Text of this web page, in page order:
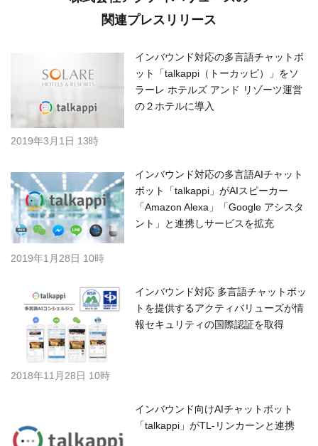
関連プレスリリース
インバウンド対応の多言語チャットボ
ット「talkappi（トーカッピ）」をソ
ラーレ ホテルズ アンド リゾーツ運営
の２ホテルに導入
2019年3月1日 13時
インバウンド対応の多言語AIチャット
ボット「talkappi」がAIスピーカー
「Amazon Alexa」「Google アシスタ
ント」と連携しサービスを拡充
2019年1月28日 10時
インバウンド対応 多言語チャットボッ
トを提供するアクティバリューズが情
報セキュリティの国際認証を取得
2018年11月28日 10時
インバウンド向けAIチャットボット
「talkappi」がTL-リンカーンと連携